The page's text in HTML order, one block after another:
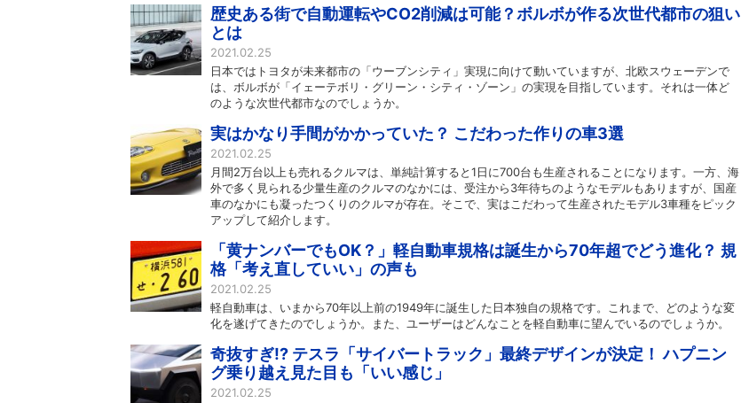
歴史ある街で自動運転やCO2削減は可能？ボルボが作る次世代都市の狙い
とは
2021.02.25
日本ではトヨタが未来都市の「ウーブンシティ」実現に向けて動いていますが、北欧スウェーデンで
は、ボルボが「イェーテボリ・グリーン・シティ・ゾーン」の実現を目指しています。それは一体ど
のような次世代都市なのでしょうか。
実はかなり手間がかかっていた？ こだわった作りの車3選
2021.02.25
月間2万台以上も売れるクルマは、単純計算すると1日に700台も生産されることになります。一方、海
外で多く見られる少量生産のクルマのなかには、受注から3年待ちのようなモデルもありますが、国産
車のなかにも凝ったつくりのクルマが存在。そこで、実はこだわって生産されたモデル3車種をピック
アップして紹介します。
「黄ナンバーでもOK？」軽自動車規格は誕生から70年超でどう進化？ 規
格「考え直していい」の声も
2021.02.25
軽自動車は、いまから70年以上前の1949年に誕生した日本独自の規格です。これまで、どのような変
化を遂げてきたのでしょうか。また、ユーザーはどんなことを軽自動車に望んでいるのでしょうか。
奇抜すぎ!? テスラ「サイバートラック」最終デザインが決定！ ハプニン
グ乗り越え見た目も「いい感じ」
2021.02.25